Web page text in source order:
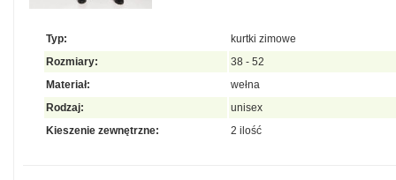
Typ:
kurtki zimowe
Rozmiary:
38 - 52
Materiał:
wełna
Rodzaj:
unisex
Kieszenie zewnętrzne:
2 ilość